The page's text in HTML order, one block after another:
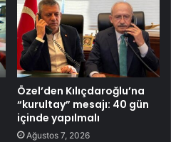
Özel’den Kılıçdaroğlu’na
“kurultay” mesajı: 40 gün
içinde yapılmalı
Ağustos 7, 2026